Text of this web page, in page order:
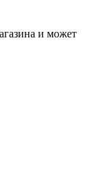
и может